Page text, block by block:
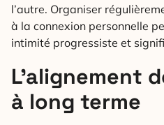
l’autre. Organiser
à la connexion personnelle
intimité progressiste et
L’alignement
à long terme